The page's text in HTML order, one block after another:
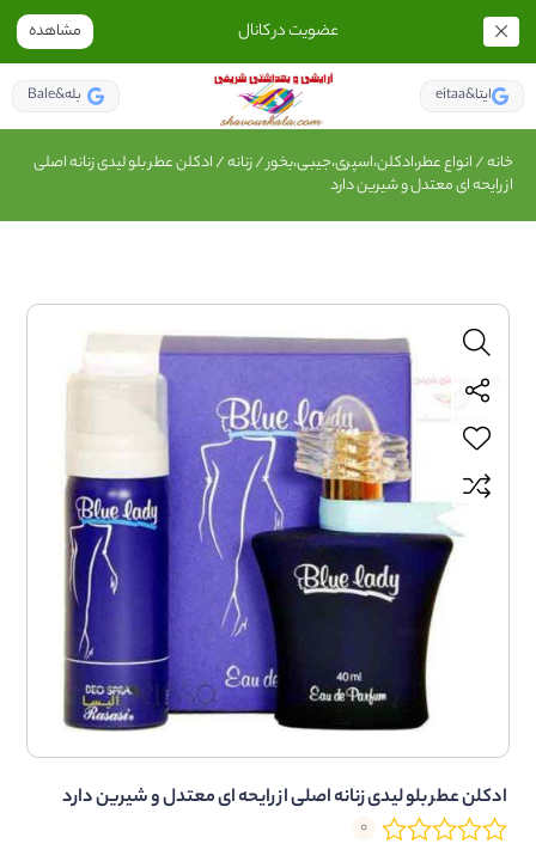
عضویت در کانال مشاهده
eitaa&ایتا Bale&بله
خانه/انواع عطر،ادکلن،اسپری،جیبی،بخور/زنانه/ ادکلن عطر بلو لیدی زنانه اصلی
از رایحه ای معتدل و شیرین دارد
ادکلن عطر بلو لیدی زنانه اصلی از رایحه ای معتدل و شیرین دارد
0